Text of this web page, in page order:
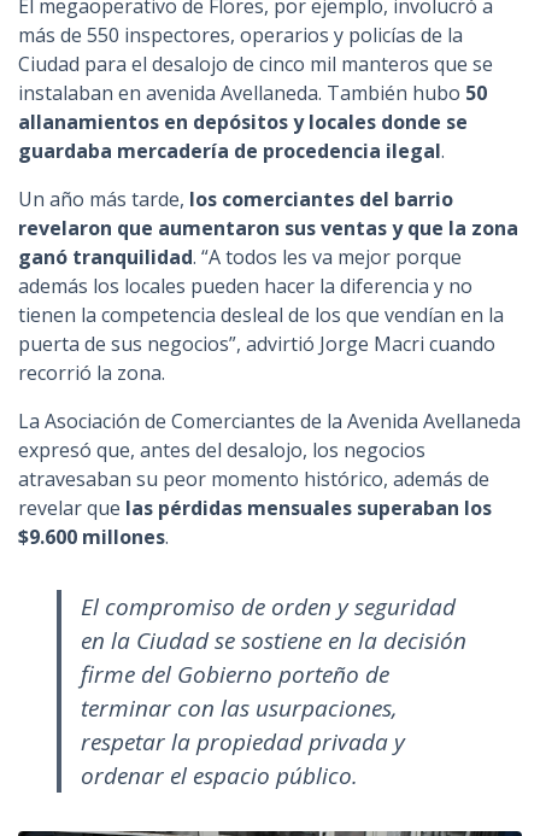
El megaoperativo de Flores, por ejemplo, involucró a
más de 550 inspectores, operarios y policías de la
Ciudad para el desalojo de cinco mil manteros que se
instalaban en avenida Avellaneda. También hubo 50
allanamientos en depósitos y locales donde se
guardaba mercadería de procedencia ilegal.
Un año más tarde, los comerciantes del barrio
revelaron que aumentaron sus ventas y que la zona
ganó tranquilidad. “A todos les va mejor porque
además los locales pueden hacer la diferencia y no
tienen la competencia desleal de los que vendían en la
puerta de sus negocios”, advirtió Jorge Macri cuando
recorrió la zona.
La Asociación de Comerciantes de la Avenida Avellaneda
expresó que, antes del desalojo, los negocios
atravesaban su peor momento histórico, además de
revelar que las pérdidas mensuales superaban los
$9.600 millones.
El compromiso de orden y seguridad
en la Ciudad se sostiene en la decisión
firme del Gobierno porteño de
terminar con las usurpaciones,
respetar la propiedad privada y
ordenar el espacio público.